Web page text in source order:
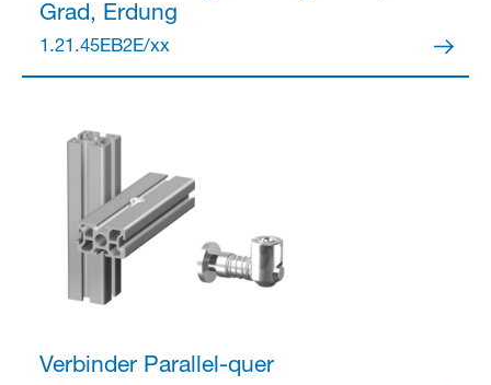
Grad, Erdung
1.21.45EB2E/xx
VerbinderParallel-quer